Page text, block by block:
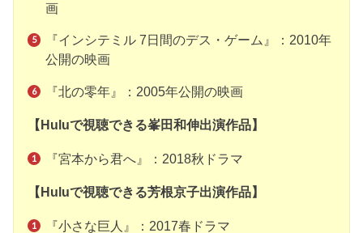
画
『インシテミル 7日間のデス・ゲーム』：2010年
公開の映画
『北の零年』：2005年公開の映画
【Huluで視聴できる峯田和伸出演作品】
『宮本から君へ』：2018秋ドラマ
【Huluで視聴できる芳根京子出演作品】
『小さな巨人』：2017春ドラマ